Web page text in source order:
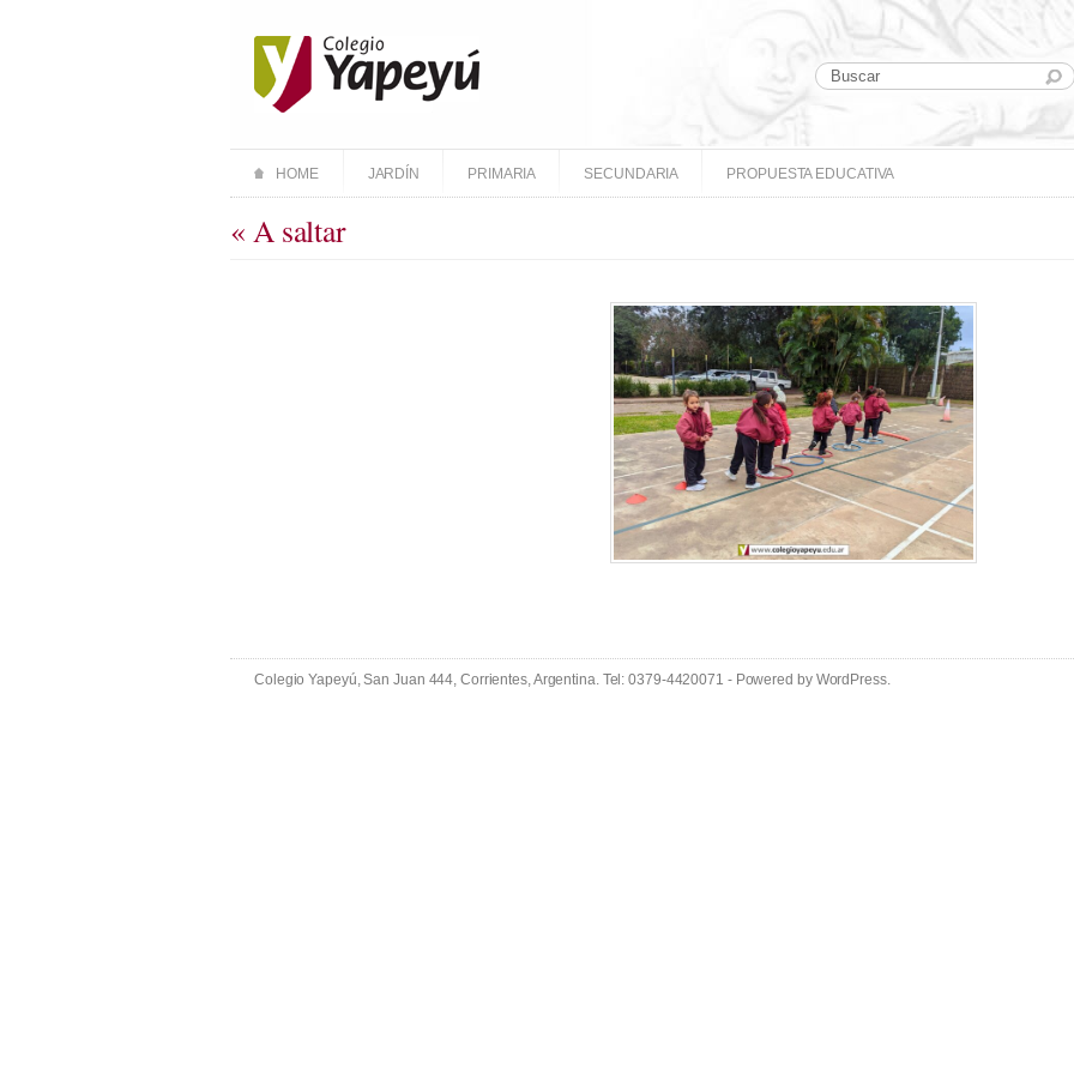
HOME JARDÍN PRIMARIA SECUNDARIA PROPUESTA EDUCATIVA
« A saltar
Colegio Yapeyú, San Juan 444, Corrientes, Argentina. Tel: 0379-4420071 - Powered by WordPress.